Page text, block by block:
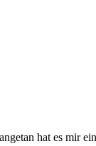
hat es mir